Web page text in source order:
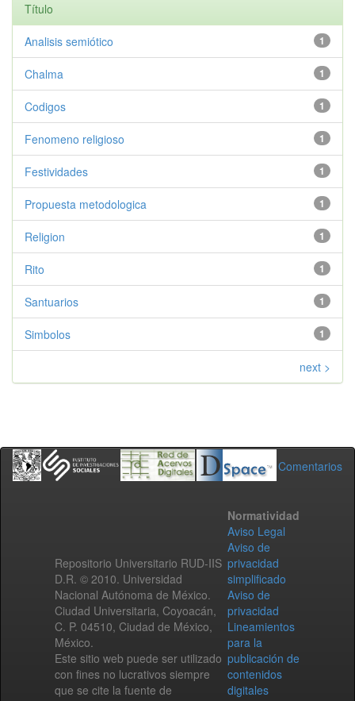
Título
1
Analisis semiótico
1
Chalma
1
Codigos
1
Fenomeno religioso
1
Festividades
1
Propuesta metodologica
1
Religion
1
Rito
1
Santuarios
1
Simbolos
next >
Comentarios
Repositorio Universitario RUD-IIS
D.R. © 2010. Universidad
Nacional Autónoma de México.
Ciudad Universitaria, Coyoacán,
C. P. 04510, Ciudad de México,
México.
Este sitio web puede ser utilizado
con fines no lucrativos siempre
que se cite la fuente de
Normatividad
Aviso Legal
Aviso de
privacidad
simplificado
Aviso de
privacidad
Lineamientos
para la
publicación de
contenidos
digitales